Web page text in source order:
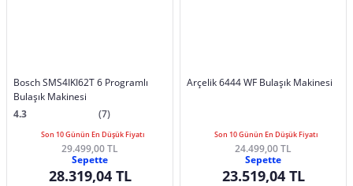
Bosch SMS4IKI62T 6 Programlı
Bulaşık Makinesi
4.3
(7)
Son 10 Günün En Düşük Fiyatı
29.499,00 TL
Sepette
28.319,04 TL
Arçelik 6444 WF Bulaşık Makinesi
Son 10 Günün En Düşük Fiyatı
24.499,00 TL
Sepette
23.519,04 TL